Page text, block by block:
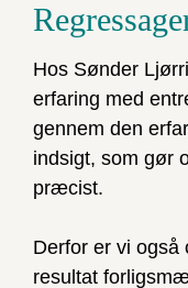
Hos Sønder
erfaring med
gennem den
indsigt, som gør
præcist.
Derfor er vi også
resultat